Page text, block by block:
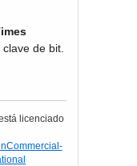
de bit.
licenciado